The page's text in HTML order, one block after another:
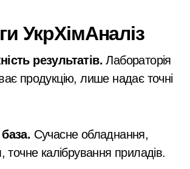
УкрХімАналіз
результатів. Лабораторія
продукцію, лише надає точні
база. Сучасне обладнання,
точне калібрування приладів.